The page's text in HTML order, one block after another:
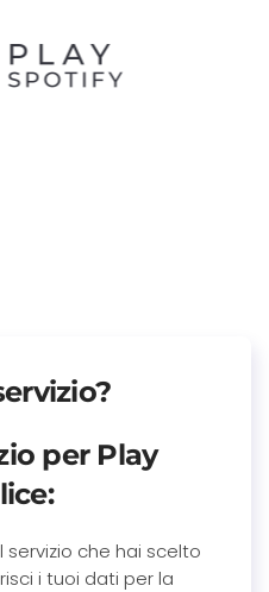
per Play
servizio che hai scelto
i tuoi dati per la